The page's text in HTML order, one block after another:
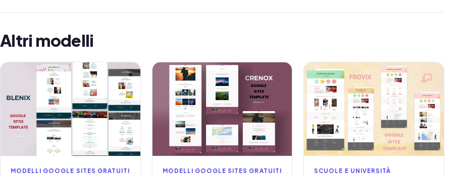
Altri modelli
MODELLI GOOGLE SITES GRATUITI
MODELLI GOOGLE SITES GRATUITI
SCUOLE E UNIVERSITÀ